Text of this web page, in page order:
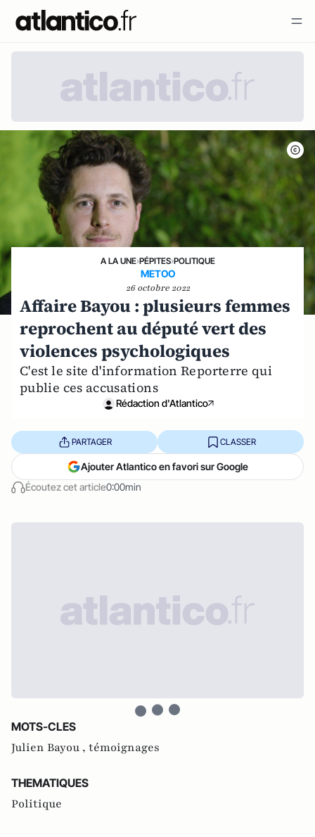
A LA UNE›PÉPITES›POLITIQUE
METOO
26 octobre 2022
Affaire Bayou : plusieurs femmes
reprochent au député vert des
violences psychologiques
C'est le site d'information Reporterre qui
publie ces accusations
Rédaction d'Atlantico
Écoutez cet article0:00min
PARTAGER CLASSER
Ajouter Atlantico en favori sur Google
MOTS-CLES
Julien Bayou , témoignages
THEMATIQUES
Politique